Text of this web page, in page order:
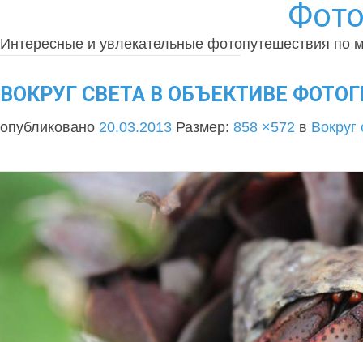
Интересные и увлекательные фотопутешествия по
ВОКРУГ СВЕТА В ОБЪЕКТИВЕ
опубликовано 20.03.2013 Размер: 858 ×572 в Вокруг